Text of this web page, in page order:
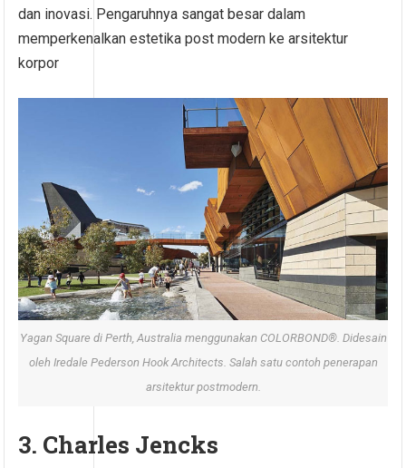
dan inovasi. Pengaruhnya sangat besar dalam
memperkenalkan estetika post modern ke arsitektur
korpor
Yagan Square di Perth, Australia menggunakan COLORBOND®. Didesain
oleh Iredale Pederson Hook Architects. Salah satu contoh penerapan
arsitektur postmodern.
3. Charles Jencks